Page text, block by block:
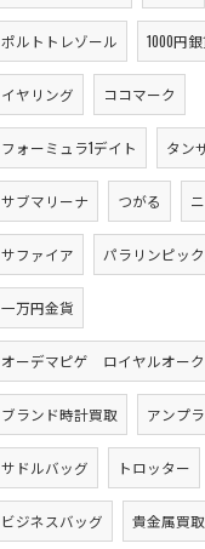
ポルトトレゾール 1000円
イヤリング ココマーク
フォーミュラ1デイト タン
サブマリーナ つがる
サファイア パラリンピッ
一万円金貨
オーデマピゲ ロイヤルオーク
ブランド時計買取 アンプ
サドルバッグ トロッター
ビジネスバッグ 貴金属買取